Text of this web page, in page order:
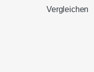
Vergleichen